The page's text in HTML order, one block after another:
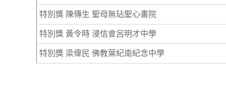
特別獎 陳傳生 聖母無玷聖心書院
特別獎 黃令時 浸信會呂明才中學
特別獎 梁偉民 佛教葉紀南紀念中學